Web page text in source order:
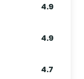
4.9
4.9
4.7